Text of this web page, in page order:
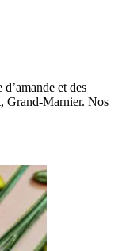
et des
Grand-Marnier. Nos